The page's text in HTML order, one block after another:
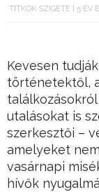
TITKOK SZIGETE 5 ÉV
Kevesen
történetektől,
utalásokat is
szerkesztői –
amelyeket
vasárnapi
hívők